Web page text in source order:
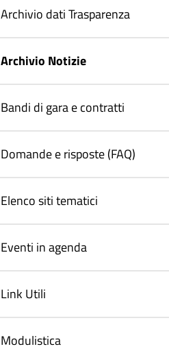
Archivio dati Trasparenza
Archivio Notizie
Bandi di gara e contratti
Domande e risposte (FAQ)
Elenco siti tematici
Eventi in agenda
Link Utili
Modulistica